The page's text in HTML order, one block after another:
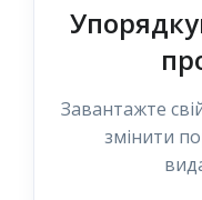
Завантажте
змінити